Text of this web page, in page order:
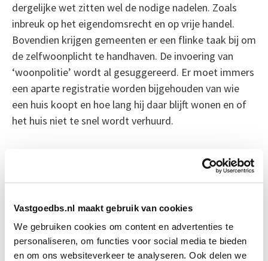
Vastgoedbs.nl maakt gebruik van cookies
We gebruiken cookies om content en advertenties te
personaliseren, om functies voor social media te bieden
en om ons websiteverkeer te analyseren. Ook delen we
dergelijke wet zitten wel de nodige nadelen. Zoals
inbreuk op het eigendomsrecht en op vrije handel.
Bovendien krijgen gemeenten er een flinke taak bij om
de zelfwoonplicht te handhaven. De invoering van
‘woonpolitie’ wordt al gesuggereerd. Er moet immers
een aparte registratie worden bijgehouden van wie
een huis koopt en hoe lang hij daar blijft wonen en of
het huis niet te snel wordt verhuurd.
Boeiend verhaal? Duik dan eens
in deze opleidingen:
Huurrecht Woonruimte Start wo 12 mei